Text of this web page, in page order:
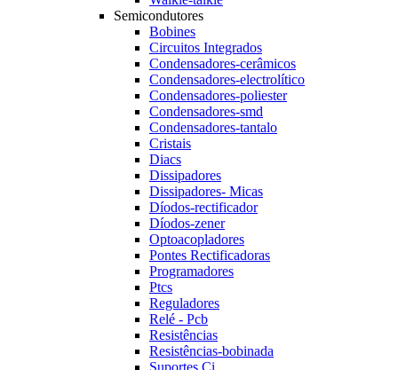
Semicondutores
Bobines
Circuitos Integrados
Condensadores-cerâmicos
Condensadores-electrolítico
Condensadores-poliester
Condensadores-smd
Condensadores-tantalo
Cristais
Diacs
Dissipadores
Dissipadores- Micas
Díodos-rectificador
Díodos-zener
Optoacopladores
Pontes Rectificadoras
Programadores
Ptcs
Reguladores
Relé - Pcb
Resistências
Resistências-bobinada
Suportes Ci